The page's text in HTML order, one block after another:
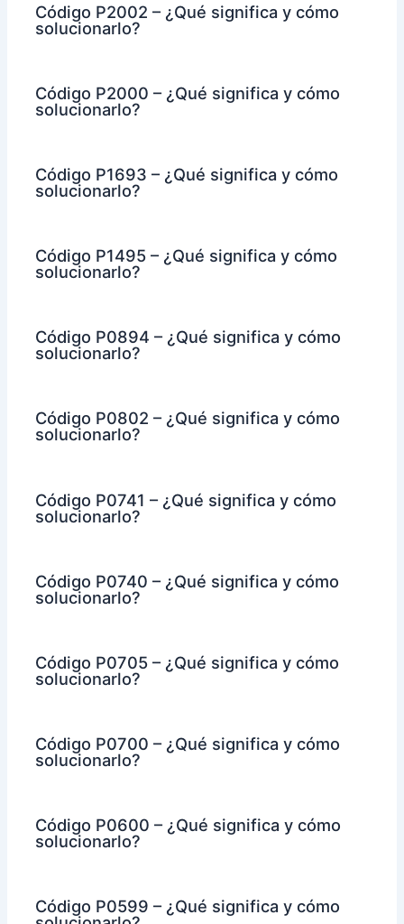
Código P2002 – ¿Qué significa y cómo
solucionarlo?
Código P2000 – ¿Qué significa y cómo
solucionarlo?
Código P1693 – ¿Qué significa y cómo
solucionarlo?
Código P1495 – ¿Qué significa y cómo
solucionarlo?
Código P0894 – ¿Qué significa y cómo
solucionarlo?
Código P0802 – ¿Qué significa y cómo
solucionarlo?
Código P0741 – ¿Qué significa y cómo
solucionarlo?
Código P0740 – ¿Qué significa y cómo
solucionarlo?
Código P0705 – ¿Qué significa y cómo
solucionarlo?
Código P0700 – ¿Qué significa y cómo
solucionarlo?
Código P0600 – ¿Qué significa y cómo
solucionarlo?
Código P0599 – ¿Qué significa y cómo